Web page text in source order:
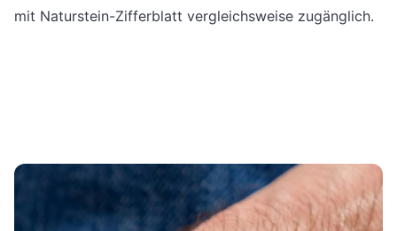
mit Naturstein-Zifferblatt vergleichsweise zugänglich.